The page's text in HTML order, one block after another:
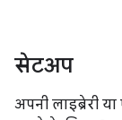
सेटअप
अपनी लाइब्रेरी